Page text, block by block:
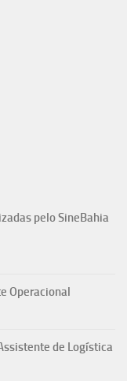
pelo SineBahia
Operacional
de Logística